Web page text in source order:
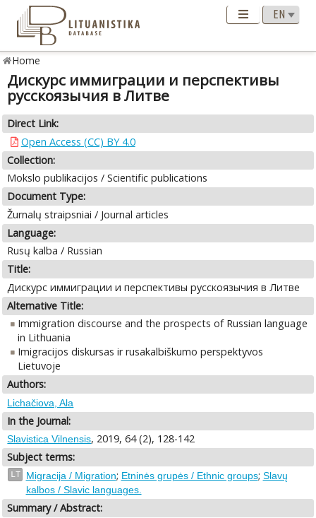
Home
Дискурс иммиграции и перспективы
русскоязычия в Литве
Direct Link:
Open Access (CC) BY 4.0
Collection:
Mokslo publikacijos / Scientific publications
Document Type:
Žurnalų straipsniai / Journal articles
Language:
Rusų kalba / Russian
Title:
Дискурс иммиграции и перспективы русскоязычия в Литве
Alternative Title:
Immigration discourse and the prospects of Russian language
in Lithuania
Imigracijos diskursas ir rusakalbiškumo perspektyvos
Lietuvoje
Authors:
Lichačiova, Ala
In the Journal:
Slavistica Vilnensis, 2019, 64 (2), 128-142
Subject terms:
LT Migracija / Migration; Etninės grupės / Ethnic groups; Slavų
kalbos / Slavic languages.
Summary / Abstract: